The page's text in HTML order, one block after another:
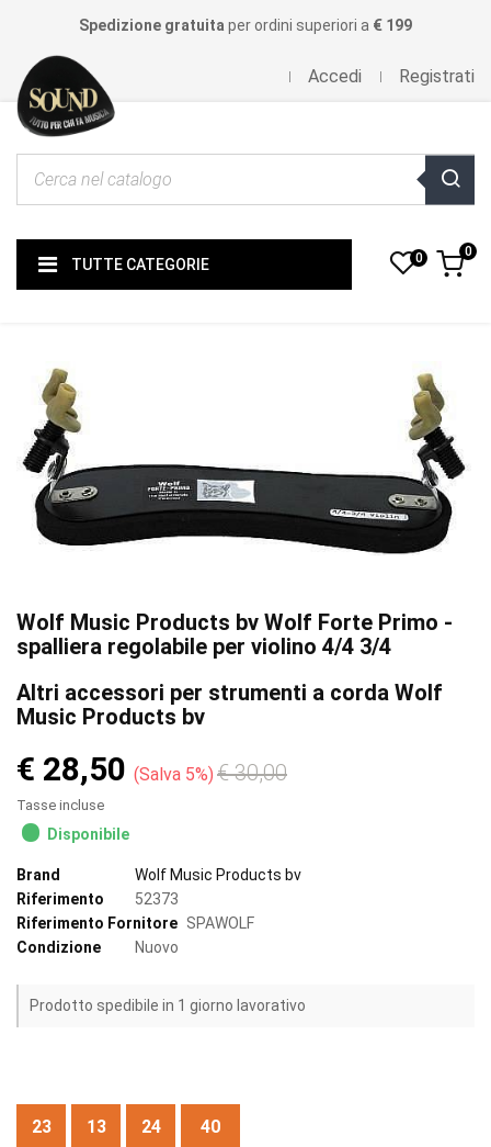
Spedizione gratuita per ordini superiori a € 199
Accedi Registrati
TUTTE CATEGORIE 0 0
Wolf Music Products bv Wolf Forte Primo -
spalliera regolabile per violino 4/4 3/4
Altri accessori per strumenti a corda Wolf
Music Products bv
€ 28,50 Salva 5% € 30,00
Tasse incluse
Disponibile
Brand
Wolf Music Products bv
Riferimento
52373
Riferimento Fornitore SPAWOLF
Condizione
Nuovo
Prodotto spedibile in 1 giorno lavorativo
23 13 24 40